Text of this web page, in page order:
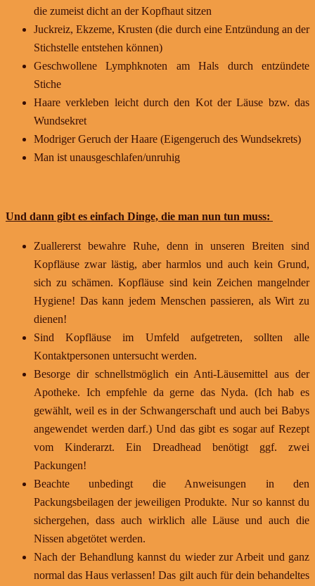
die zumeist dicht an der Kopfhaut sitzen
Juckreiz, Ekzeme, Krusten (die durch eine Entzündung an der
Stichstelle entstehen können)
Geschwollene Lymphknoten am Hals durch entzündete
Stiche
Haare verkleben leicht durch den Kot der Läuse bzw. das
Wundsekret
Modriger Geruch der Haare (Eigengeruch des Wundsekrets)
Man ist unausgeschlafen/unruhig
Und dann gibt es einfach Dinge, die man nun tun muss:
Zuallererst bewahre Ruhe, denn in unseren Breiten sind
Kopfläuse zwar lästig, aber harmlos und auch kein Grund,
sich zu schämen. Kopfläuse sind kein Zeichen mangelnder
Hygiene! Das kann jedem Menschen passieren, als Wirt zu
dienen!
Sind Kopfläuse im Umfeld aufgetreten, sollten alle
Kontaktpersonen untersucht werden.
Besorge dir schnellstmöglich ein Anti-Läusemittel aus der
Apotheke. Ich empfehle da gerne das Nyda. (Ich hab es
gewählt, weil es in der Schwangerschaft und auch bei Babys
angewendet werden darf.) Und das gibt es sogar auf Rezept
vom Kinderarzt. Ein Dreadhead benötigt ggf. zwei
Packungen!
Beachte unbedingt die Anweisungen in den
Packungsbeilagen der jeweiligen Produkte. Nur so kannst du
sichergehen, dass auch wirklich alle Läuse und auch die
Nissen abgetötet werden.
Nach der Behandlung kannst du wieder zur Arbeit und ganz
normal das Haus verlassen! Das gilt auch für dein behandeltes